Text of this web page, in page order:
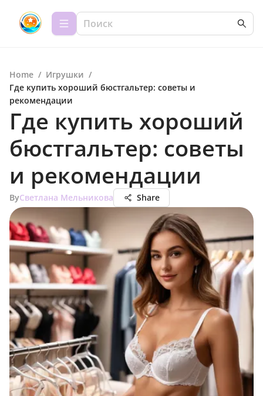
Home / Игрушки /
Где купить хороший бюстгальтер: советы и
рекомендации
Где купить хороший
бюстгальтер: советы
и рекомендации
ByСветлана Мельникова Share